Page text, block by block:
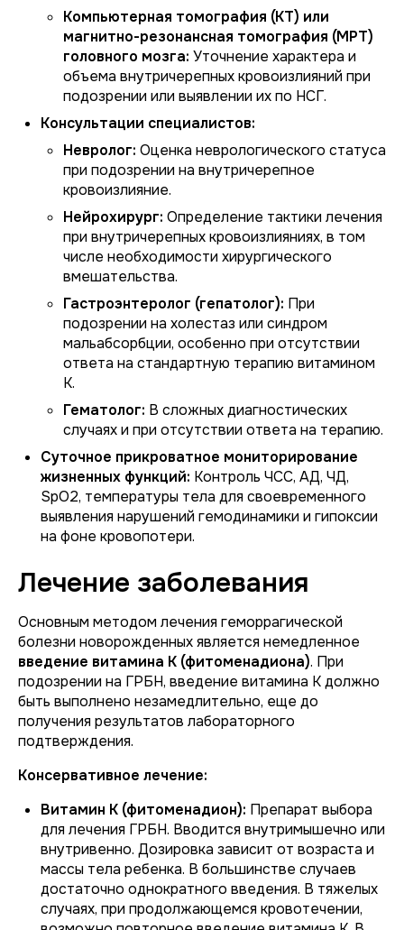
Компьютерная томография (КТ) или
магнитно-резонансная томография (МРТ)
головного мозга: Уточнение характера и
объема внутричерепных кровоизлияний при
подозрении или выявлении их по НСГ.
Консультации специалистов:
Невролог: Оценка неврологического статуса
при подозрении на внутричерепное
кровоизлияние.
Нейрохирург: Определение тактики лечения
при внутричерепных кровоизлияниях, в том
числе необходимости хирургического
вмешательства.
Гастроэнтеролог (гепатолог): При
подозрении на холестаз или синдром
мальабсорбции, особенно при отсутствии
ответа на стандартную терапию витамином
К.
Гематолог: В сложных диагностических
случаях и при отсутствии ответа на терапию.
Суточное прикроватное мониторирование
жизненных функций: Контроль ЧСС, АД, ЧД,
SpO2, температуры тела для своевременного
выявления нарушений гемодинамики и гипоксии
на фоне кровопотери.
Лечение заболевания
Основным методом лечения геморрагической
болезни новорожденных является немедленное
введение витамина К (фитоменадиона). При
подозрении на ГРБН, введение витамина К должно
быть выполнено незамедлительно, еще до
получения результатов лабораторного
подтверждения.
Консервативное лечение:
Витамин К (фитоменадион): Препарат выбора
для лечения ГРБН. Вводится внутримышечно или
внутривенно. Дозировка зависит от возраста и
массы тела ребенка. В большинстве случаев
достаточно однократного введения. В тяжелых
случаях, при продолжающемся кровотечении,